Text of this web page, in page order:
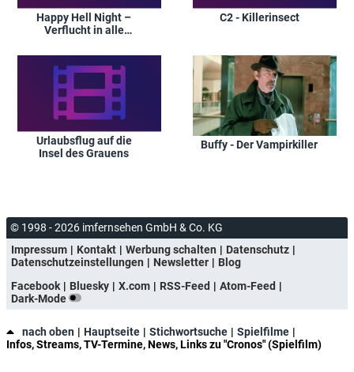
Happy Hell Night –
Verflucht in alle
C2 - Killerinsect
Urlaubsflug auf die
Insel des Grauens
Buffy - Der Vampirkiller
© 1998 - 2026 imfernsehen GmbH & Co. KG
Impressum
Kontakt Werbung schalten
Datenschutz
Datenschutzeinstellungen
Newsletter
Blog
Facebook
Bluesky X.com RSS-Feed
Atom-Feed
Dark-Mode
nach oben Hauptseite Stichwortsuche
Spielfilme
Infos, Streams, TV-Termine, News, Links zu "Cronos" (Spielfilm)